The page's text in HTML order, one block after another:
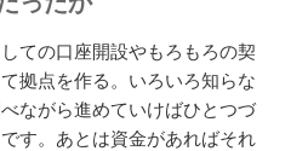
ての口座開設やもろもろの契
拠点を作る。いろいろ知らな
ながら進めていけばひとつづ
す。あとは資金があればそれ